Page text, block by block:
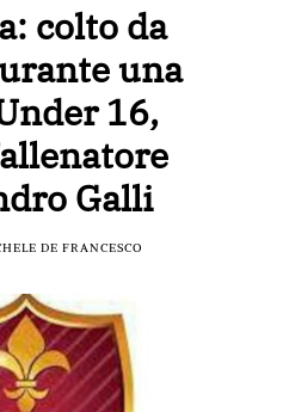
colto da
una
16,
Galli
DE FRANCESCO